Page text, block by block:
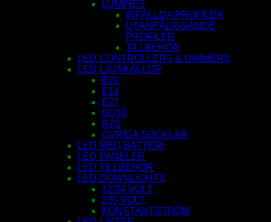
LUMINES
INFÄLLDA PROFILER
UTANPÅLIGGANDE
PROFILER
TILLBEHÖR
LED CONTROLLERS & DIMMERS
LED LJUSKÄLLOR
B22
E14
E27
GU10
R7S
ÖVRIGA SOCKLAR
LED MED BATTERI
LED PANELER
LED TILLBEHÖR
LED-DOWNLIGHTS
12/24 VOLT
230 VOLT
KONSTANTSTRÖM